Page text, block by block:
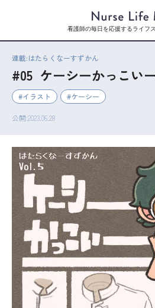
看護師の毎日を応援するライフ
連載:はたらくなーすずかん
#05 ケーシーかっこいー
イラスト ケーシー
公開:2023.06.28